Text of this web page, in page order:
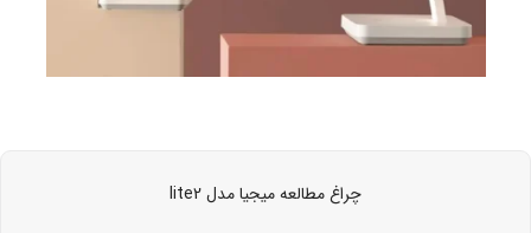
چراغ مطالعه میجیا مدل lite2